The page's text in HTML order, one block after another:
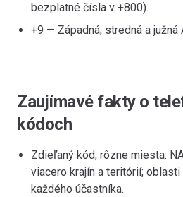
bezplatné čísla v +800).
+9 — Západná, stredná a
Zaujímavé fakty o
kódoch
Zdieľaný kód, rôzne miesta:
viacero krajín a teritórií;
každého účastníka.